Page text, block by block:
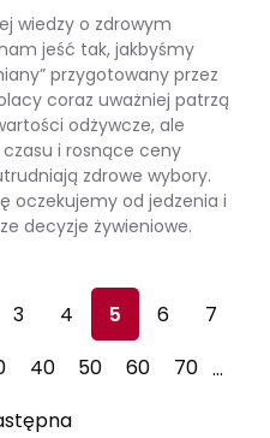
wiedzy o zdrowym
jeść tak, jakbyśmy
przygotowany przez
coraz uważniej patrzą
odżywcze, ale
i rosnące ceny
zdrowe wybory.
oczekujemy od jedzenia i
decyzje żywieniowe.
3 4 5 6
7
40 50 60 70 …